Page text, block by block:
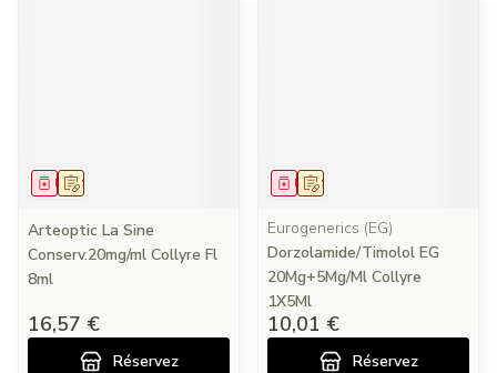
Sur prescription
Médicament
Arteoptic La Sine
Conserv.20mg/ml Collyre Fl
8ml
16,57 €
Réservez
Sur prescription
Médicament
Eurogenerics (EG)
Dorzolamide/Timolol EG
20Mg+5Mg/Ml Collyre
1X5Ml
10,01 €
Réservez